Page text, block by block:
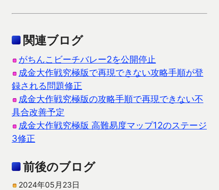
関連ブログ
がちんこビーチバレー2を公開停止
成金大作戦究極版で再現できない攻略手順が登
録される問題修正
成金大作戦究極版の攻略手順で再現できない不
具合改善予定
成金大作戦究極版 高難易度マップ12のステージ
3修正
前後のブログ
2024年05月23日